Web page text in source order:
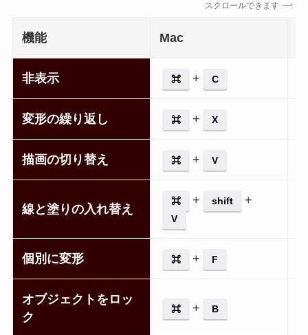
スクロールできます
機能 Mac
非表示 ⌘ + C
変形の繰り返し ⌘ + X
描画の切り替え ⌘ + V
線と塗りの入れ替え
⌘ + shift +
V
個別に変形 ⌘ + F
オブジェクトをロッ
ク
⌘ + B